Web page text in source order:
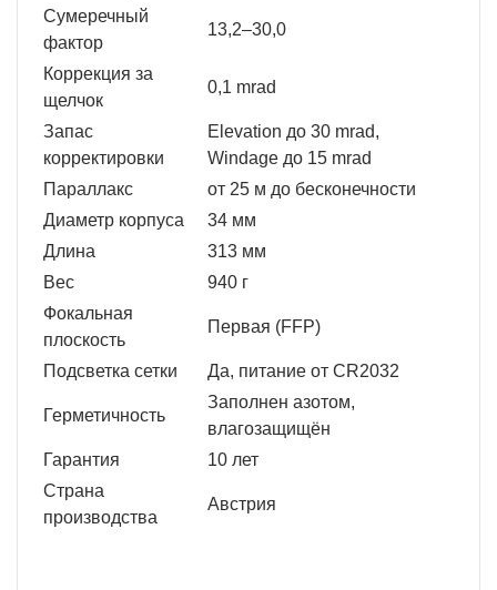
Сумеречный
фактор
13,2–30,0
Коррекция за
щелчок
0,1 mrad
Запас
корректировки
Elevation до 30 mrad,
Windage до 15 mrad
Параллакс
от 25 м до бесконечности
Диаметр корпуса
34 мм
Длина
313 мм
Вес
940 г
Фокальная
плоскость
Первая (FFP)
Подсветка сетки Да, питание от CR2032
Герметичность
Заполнен азотом,
влагозащищён
Гарантия
10 лет
Страна
производства
Австрия